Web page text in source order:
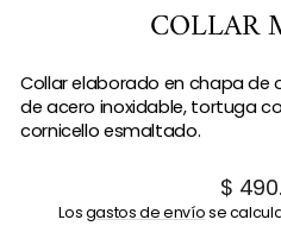
COLLAR
Collar elaborado en chapa de
de acero inoxidable, tortuga
cornicello esmaltado.
Precio
$
Losgastos de envíose